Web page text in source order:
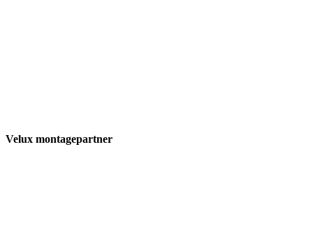
Velux montagepartner